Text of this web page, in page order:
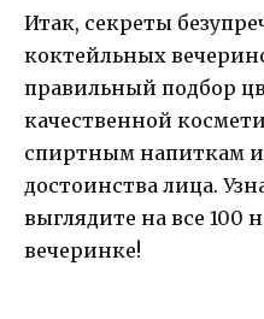
Итак, секреты
коктейльных
правильный подбор
качественной
спиртным напиткам
достоинства лица.
выглядите на все 100
вечеринке!